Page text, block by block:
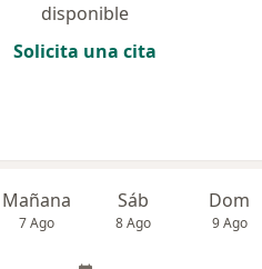
disponible
Solicita una cita
Mañana
7 Ago
Sáb
8 Ago
Dom
9 Ago